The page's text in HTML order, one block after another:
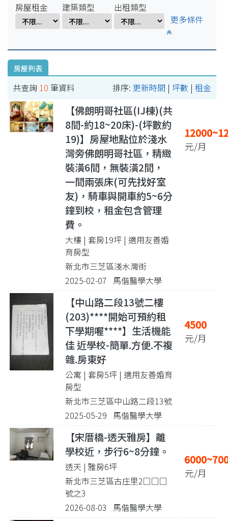
房屋租金
建築類型
出租類型
更多條件
房屋列表
共查詢 10 筆資料 排序: 更新時間 | 坪數 | 租金
【佛朗明哥社區(IJ棟)(共
8間-約18~20床)-(坪數約
19)】房屋地點位於淺水
灣旁佛朗明哥社區，精緻
裝潢6間，無裝潢2間，
一間兩張床(可先找好室
友)，騎車與開車約5~6分
鐘到校，租金包含管理
費。
大樓 | 套房19坪 | 適用友善婚
育房型
新北市三芝區淺水灣街
2025-02-07 馬偕醫學大學
元/月
【中山路二段13號二樓
(203)****開始可預約租
下學期喔****】生活機能
佳 近學校-簡單.方便.不複
雜.房東好
公寓 | 套房5坪 | 適用友善婚育
房型
新北市三芝區中山路二段13號
2025-05-29 馬偕醫學大學
4500
元/月
【宋厝橋-透天雅房】離
學校近，步行6~8分鐘。
透天 | 雅房6坪
新北市三芝區古庄里2□□□
號之3
2026-08-03 馬偕醫學大學
元/月